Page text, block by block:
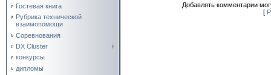
Гостевая книга
Рубрика технической
взаимопомощи
Соревнования
DX Cluster
конкурсы
дипломы
Добавлять комментарии
[